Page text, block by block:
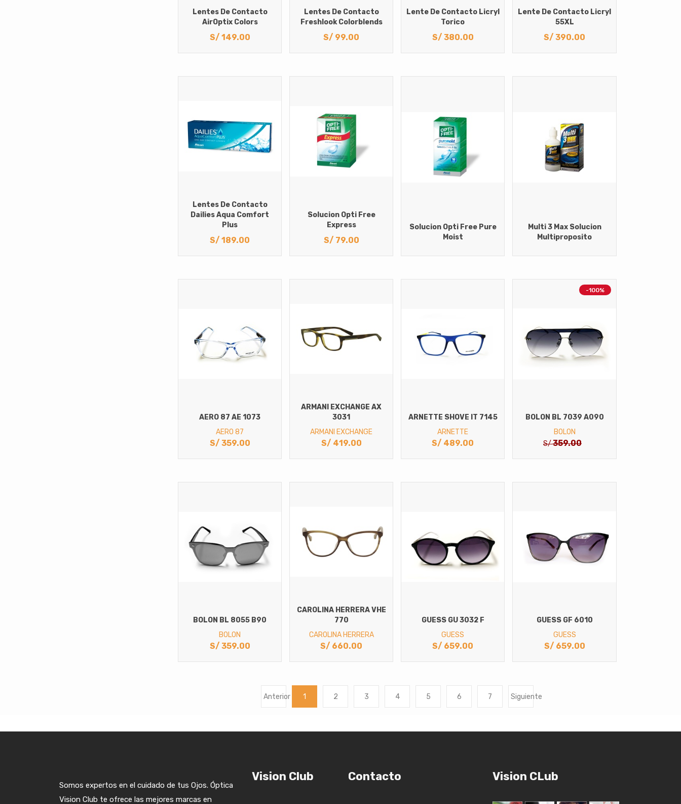
Lentes De Contacto
AirOptix Colors
S/ 149.00
Lentes De Contacto
Freshlook Colorblends
S/ 99.00
Lente De Contacto Licryl
Torico
S/ 380.00
Lente De Contacto Licryl
55XL
S/ 390.00
Lentes De Contacto
Dailies Aqua Comfort
Plus
S/ 189.00
Solucion Opti Free
Express
S/ 79.00
Solucion Opti Free Pure
Moist
Multi 3 Max Solucion
Multiproposito
AERO 87 AE 1073
AERO 87
S/ 359.00
ARMANI EXCHANGE AX
3031
ARMANI EXCHANGE
S/ 419.00
ARNETTE SHOVE IT 7145
ARNETTE
S/ 489.00
-100%
BOLON BL 7039 A090
BOLON
S/359.00
BOLON BL 8055 B90
BOLON
S/ 359.00
CAROLINA HERRERA VHE
770
CAROLINA HERRERA
S/ 660.00
GUESS GU 3032 F
GUESS
S/ 659.00
GUESS GF 6010
GUESS
S/ 659.00
Anterior 1 2 3 4 5 6 7 Siguiente
Somos expertos en el cuidado de tus Ojos. Óptica
Vision Club te ofrece las mejores marcas en
Vision Club Contacto Vision CLub